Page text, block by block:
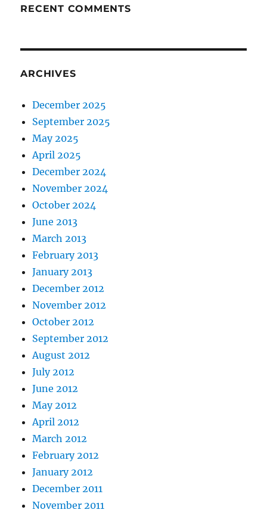
RECENT COMMENTS
ARCHIVES
December 2025
September 2025
May 2025
April 2025
December 2024
November 2024
October 2024
June 2013
March 2013
February 2013
January 2013
December 2012
November 2012
October 2012
September 2012
August 2012
July 2012
June 2012
May 2012
April 2012
March 2012
February 2012
January 2012
December 2011
November 2011